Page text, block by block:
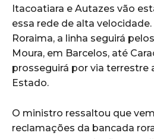
Itacoatiara e Autazes vão
essa rede de alta
Roraima, a linha seguirá
Moura, em Barcelos, até
prosseguirá por via terrestre
Estado.
O ministro ressaltou que
reclamações da bancada